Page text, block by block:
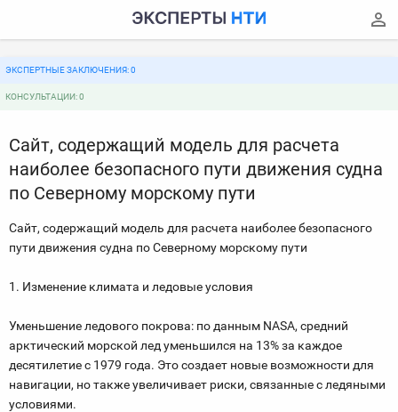
ЭКСПЕРТНЫЕ ЗАКЛЮЧЕНИЯ: 0
КОНСУЛЬТАЦИИ: 0
Сайт, содержащий модель для расчета
наиболее безопасного пути движения судна
по Северному морскому пути
Сайт, содержащий модель для расчета наиболее безопасного
пути движения судна по Северному морскому пути
1. Изменение климата и ледовые условия
Уменьшение ледового покрова: по данным NASA, средний
арктический морской лед уменьшился на 13% за каждое
десятилетие с 1979 года. Это создает новые возможности для
навигации, но также увеличивает риски, связанные с ледяными
условиями.